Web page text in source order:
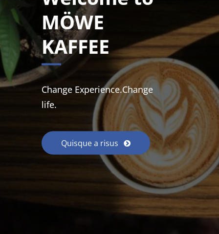
MÖWE
KAFFEE
Change Experience.Change
life.
Quisque a risus